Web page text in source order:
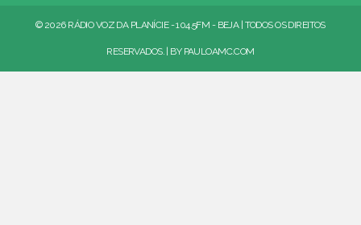
© 2026 RÁDIO VOZ DA PLANÍCIE - 104.5FM - BEJA | TODOS OS DIREITOS
RESERVADOS. | BY PAULOAMC.COM